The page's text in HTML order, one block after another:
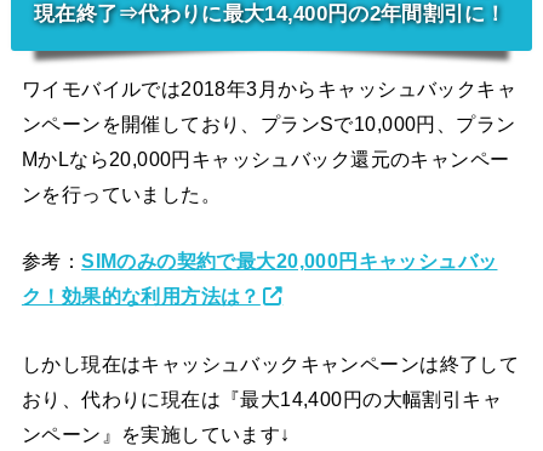
現在終了⇒代わりに最大14,400円の2年間割引に！
ワイモバイルでは2018年3月からキャッシュバックキャ
ンペーンを開催しており、プランSで10,000円、プラン
MかLなら20,000円キャッシュバック還元のキャンペー
ンを行っていました。
参考：SIMのみの契約で最大20,000円キャッシュバッ
ク！効果的な利用方法は？
しかし現在はキャッシュバックキャンペーンは終了して
おり、代わりに現在は『最大14,400円の大幅割引キャ
ンペーン』を実施しています↓